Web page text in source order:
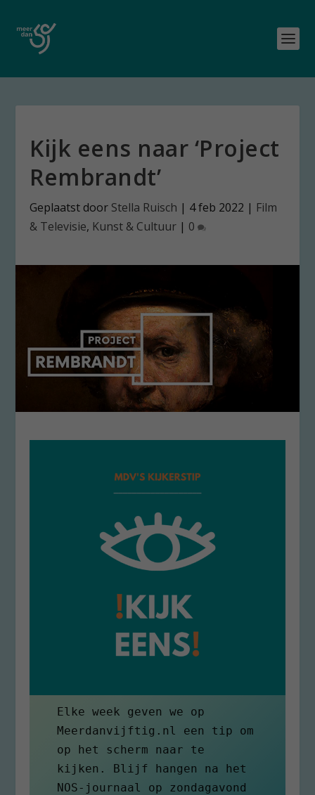
Kijk eens naar ‘Project
Rembrandt’
Geplaatst door Stella Ruisch | 4 feb 2022 | Film
& Televisie, Kunst & Cultuur | 0
Elke week geven we op
Meerdanvijftig.nl een tip om
op het scherm naar te
kijken. Blijf hangen na het
NOS-journaal op zondagavond